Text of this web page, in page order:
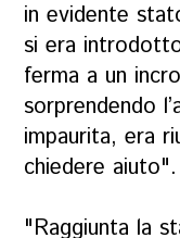
in evidente
si era
ferma a un
sorprendendo
impaurita, era
chiedere aiuto".
"Raggiunta la